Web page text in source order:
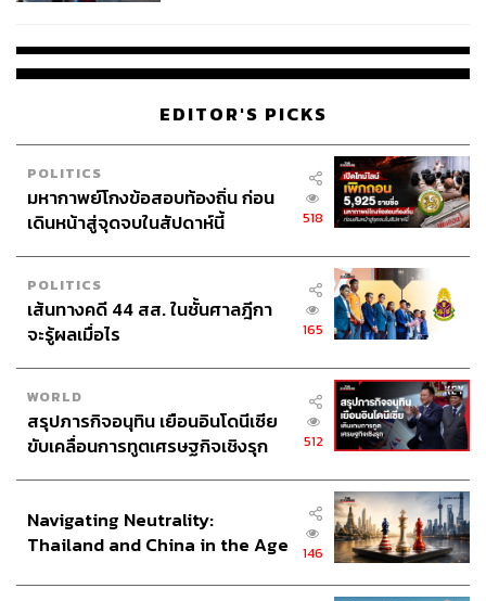
EDITOR'S PICKS
POLITICS
มหากาพย์โกงข้อสอบท้องถิ่น ก่อน
เดินหน้าสู่จุดจบในสัปดาห์นี้
518
POLITICS
เส้นทางคดี 44 สส. ในชั้นศาลฎีกา
จะรู้ผลเมื่อไร
165
WORLD
สรุปภารกิจอนุทิน เยือนอินโดนีเซีย
ขับเคลื่อนการทูตเศรษฐกิจเชิงรุก
512
Navigating Neutrality:
Thailand and China in the Age
146